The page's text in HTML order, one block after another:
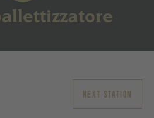
NEXT STATION